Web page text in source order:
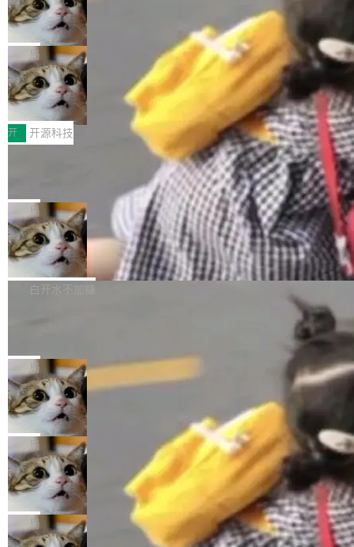
的人一直在用业余...
结果回答问题，而无需将问题转交给搜索引擎。
（<a href="https://bugzilla.mozilla.org/show_
bug.cgi?id=204...
工程师在这件事上没什么可谦虚的——他们用 W
orkers 跑了十年 Isolate。用 CEO Matthew Pri
nce 的话说：「我们一生都在用 Isolate 运行代
码，而 AI Agent 不需要容器，它们需要的是 Iso
late。」 容器为什么不合适 容器的问题在于启动
和销毁都太重了。一个 Agent 要执行的任务可能
只需要几毫秒的 CPU 时间，但容器从冷启动到
就绪要花数秒。如果未来有十...
OpenAI 公开邮件和聊天记录回应苹果
诉讼，称“Apple is getting this wron
g”
上个月，苹果一纸诉状把 OpenAI 告上法庭，指
控其挖角苹果前员工并窃取商业秘密。苹果的诉
状把 OpenAI 描述成一个系统性地从前东家挖
人、套取机密信息的对手。 OpenAI 没发律师
函，也没选择庭外沉默。它在官网贴了一篇博
文，标题只有六个字：Apple is getting this wro
ng。 然后，它把邮件往来和 iMessage 聊天记
录全贴了出来。 他发错人了 苹果外部律师 Gabr
iel Gross 来自 Weil 律所，2 月 23 日下午 5:53
给 OpenAI 总法律顾问 Che Chang 发了封邮
件，附了一封长信，要求 OpenAI 配合调查前苹
果员工带走机密信...
局
HUAWEI MatePad Edge上架WorkBu
ddy鸿蒙PC版，说话就能干活的AI办公
搭子
全能AI工作台WorkBuddy鸿蒙PC版上架HUAWE
I MatePad Edge应用市场，直接下载即可使
用，与鸿蒙电脑上的体验一致。值得一提的是，
这是目前市面上唯一支持平板接入WorkBuddy P
C版的产品，搭载“人机双写”重磅功能——你写
你的，AI写AI的，同屏协作互不干扰。一句话让
AI帮你干活，现在开启全新体验！ 温馨提示：
体验WorkBuddy鸿蒙PC版前，请将 HUAWEI M
atePad Edge 升级至 HarmonyOS 6.1.0.135S
P9 patch03及以上版本。 *升级路径：设置 > 搜
开 开源科技
FFmpeg 9.0 发布：代号“Lei”，以此纪
全球知名开源多媒体框架 FFmpeg 今天正式发
布了 9.0 版本。这个版本除了带来新一代音视频
处理能力和硬件加速支持之外，还有一个特殊之
处：FFmpeg 9.0 的代号是“Lei”。 这个名字，
来自中国开发者雷霄骅（Lei Xiaohua）。 对于
很多中国音视频开发者而言，这个名字并不陌
“启蒙老师”。 而今年，恰好是雷霄骅离世十周
年。FFmpeg 社区最终选择用一个大版本的名
字，留下了这份纪念。 雷霄骅曾是中国传媒大学
数字电视技术方向的博士生，长期从事视频、音
频技...
局
亚马逊成本失控：AI 写代码烧掉 1215
万元，超预算 860%
外媒近日曝光了亚马逊的多份内部报告显示，AI
导致公司在多个项目上超支。《金融时报》报道
编写程序，目标是完成电商平台作者信息与商品
列表的数据匹配 —— 一项常规的数据处理任
务，最终却产生了 180 万美元的账单，实际支出
超出原定预算 860%。 更令人意外的是，该项目
最终并未成功落地，而高额算力消耗持续运行长
达 5 个月，公司直到财务对账时才察觉异常。这
意味着一个无人看管的 AI 程序，在近半年时间
里日夜不停地"烧钱"。 复盘显示，...
白开水不加糖
e CEO Clément Delangue 在 CNBC 的采访里
没有拐弯抹角。他说中国正在赢得 AI 竞赛，而
且按目前的速度，中国 AI 工具预计在今年底或
2027 年就能追上美国前沿实验室的水平。 Dela
ngue 把原因归结为一件事：开放协作。中国的
AI 开发者在一个共享和协作的生态里加速迭代，
而美国模型厂商在"闭门造车"。他的原话是 "buil
ding in silos"——各自为战，互不通气。 这个判
断从他嘴里说出来分量不同。Hugging Face 是
全球最大的开源 AI 平台，上面跑着上百万个模
局
当 AI agent 把源码变成了最好的扩展系
统，开发者工具必须开源
五年前，David Crawshaw 问过很多软件工程师
一个问题：你写过什么给自己用的程序？答案几
乎都是没有。工程师们整天用别人写的程序写程
序给别人用。偶尔有人自己写个博客系统、智能
家居控制、家庭实验室，都算稀奇事。 Crawsh
aw 是 Shelley 的作者，一个开源 AI coding age
nt。他最近在博客上写了一篇文章，核心论点很
局
DeepSeek Harness 宣布内测邀请，全
网最大规模开源 Agent 路演现场诞生
一条内测招募帖，发出去的时候大概没人想到它
会变成一场开源 Agent 生态的路演。 8月1日，
DeepSeek Harness 团队负责人崔添翼（tiany
局